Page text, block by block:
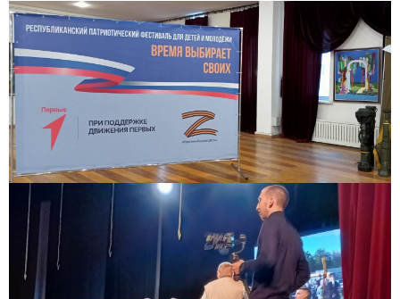
Отправить заявку
В течение 15-20 минут с вами свяжется специалист
Подготовь документы для поступления: паспорт, аттестат,
СНИЛС — подать документы можно онлайн или очно.